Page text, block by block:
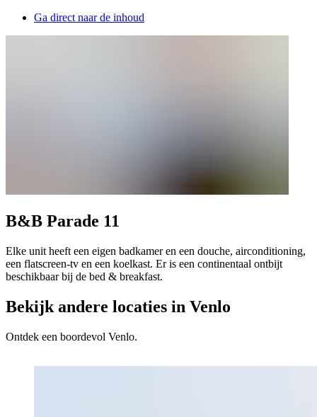
Ga direct naar de inhoud
B&B Parade 11
Elke unit heeft een eigen badkamer en een douche, airconditioning,
een flatscreen-tv en een koelkast. Er is een continentaal ontbijt
beschikbaar bij de bed & breakfast.
Bekijk andere locaties in Venlo
Ontdek een boordevol Venlo.